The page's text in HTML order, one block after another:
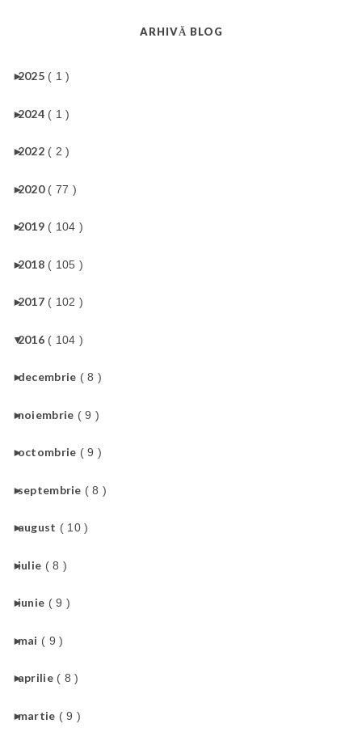
ARHIVĂ BLOG
►
2025 ( 1 )
►
2024 ( 1 )
►
2022 ( 2 )
►
2020 ( 77 )
►
2019 ( 104 )
►
2018 ( 105 )
►
2017 ( 102 )
▼
2016 ( 104 )
►
decembrie ( 8 )
►
noiembrie ( 9 )
►
octombrie ( 9 )
►
septembrie ( 8 )
►
august ( 10 )
►
iulie ( 8 )
►
iunie ( 9 )
►
mai ( 9 )
►
aprilie ( 8 )
►
martie ( 9 )